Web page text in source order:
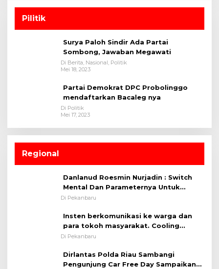
Pilitik
Surya Paloh Sindir Ada Partai
Sombong, Jawaban Megawati
Di Berita, Nasional, Politik
Mei 18, 2023
Partai Demokrat DPC Probolinggo
mendaftarkan Bacaleg nya
Di Politik
Mei 17, 2023
Regional
Danlanud Roesmin Nurjadin : Switch
Mental Dan Parameternya Untuk
Melaksanakan ✈
Di Pekanbaru
Insten berkomunikasi ke warga dan
para tokoh masyarakat. Cooling
System OMP LK ²024 Polsek Rumbai,
Pentingnya Memelihara dan Menjaga
Situasi Kondusif
Di Pekanbaru
Dirlantas Polda Riau Sambangi
Pengunjung Car Free Day Sampaikan